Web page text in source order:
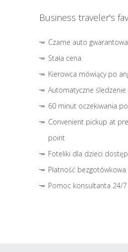
Business traveler's
Czarne auto
Stała cena
Kierowca mówiący po
Automatyczne
60 minut oczekiwania
Convenient pickup at
point
Foteliki dla dzieci
Płatność
Pomoc konsultanta 24/7